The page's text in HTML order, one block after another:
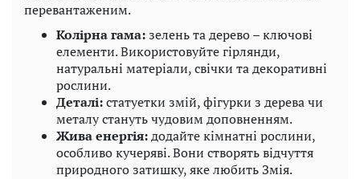
перевантаженим.
Колірна гама:зелень та дерево – ключові
елементи. Використовуйте гірлянди,
натуральні матеріали, свічки та декоративні
рослини.
Деталі:статуетки змій, фігурки з дерева чи
металу стануть чудовим доповненням.
Жива енергія:додайте кімнатні рослини,
особливо кучеряві. Вони створять відчуття
природного затишку, яке любить Змія.